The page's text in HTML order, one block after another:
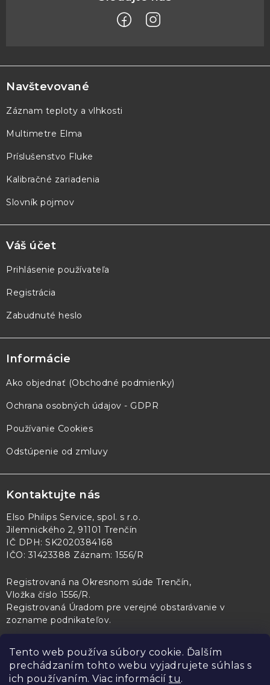
Tento web používa súbory cookie. Ďalším
prechádzaním tohto webu vyjadrujete súhlas s
ich používaním. Viac informácií tu.
á
p
ä
e
Navštevované
Záznam teploty a vlhkosti
Multimetre Elma
Príslušenstvo Fluke
Kalibračné zariadenia
Slovník pojmov
Váš účet
Prihlásenie používateľa
Registrácia
Zabudnuté heslo
Informácie
Ako objednať (Obchodné podmienky)
Ochrana osobných údajov - GDPR
Používanie Cookies
Odstúpenie od zmluvy
Kontaktujte nás
Elso Philips Service, spol. s r.o.
Jilemnického 2, 91101 Trenčín
IČ DPH: SK2020384168
IČO: 31423388 Záznam: 1556/R
Registrovaná na Okresnom súde Trenčín,
Vložka číslo 1556/R.
Registrovaná Úradom pre verejné obstarávanie v
zozname podnikateľov.
PL Servis Kontroltech Technický skúšobný ústav Piešťany